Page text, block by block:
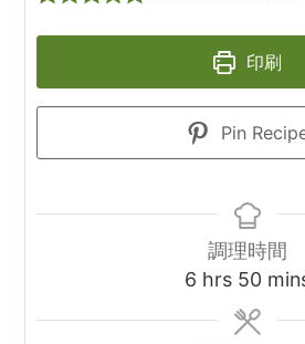
印刷
Pin
調理時間
6 hours
hrs 50